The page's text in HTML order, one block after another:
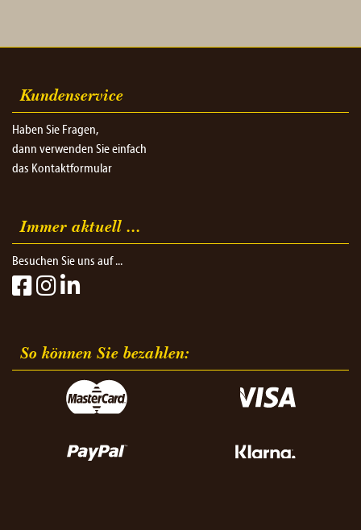
Kundenservice
Haben Sie Fragen,
dann verwenden Sie einfach
das Kontaktformular
Immer aktuell ...
Besuchen Sie uns auf ...
So können Sie bezahlen:​